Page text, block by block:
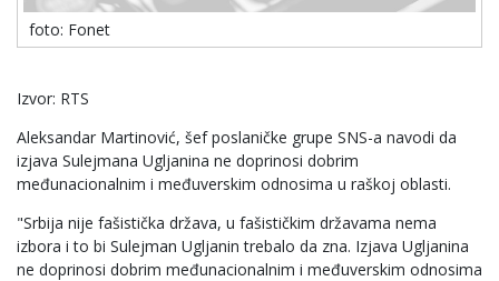
foto: Fonet
Izvor: RTS
Aleksandar Martinović, šef poslaničke grupe SNS-a navodi da
izjava Sulejmana Ugljanina ne doprinosi dobrim
međunacionalnim i međuverskim odnosima u raškoj oblasti.
"Srbija nije fašistička država, u fašističkim državama nema
izbora i to bi Sulejman Ugljanin trebalo da zna. Izjava Ugljanina
ne doprinosi dobrim međunacionalnim i međuverskim odnosima